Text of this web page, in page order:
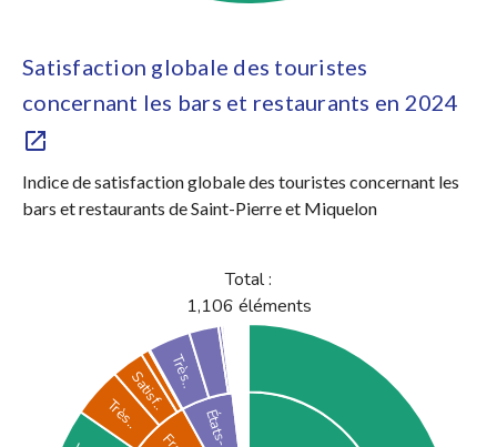
Satisfaction globale des touristes
concernant les bars et restaurants en 2024
Indice de satisfaction globale des touristes concernant les
bars et restaurants de Saint-Pierre et Miquelon